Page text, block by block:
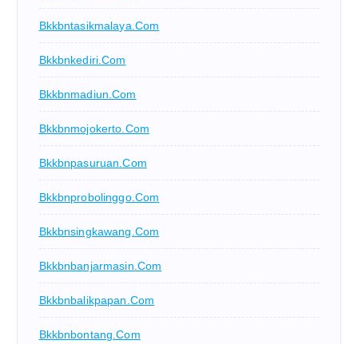
Bkkbntasikmalaya.com
Bkkbnkediri.com
Bkkbnmadiun.com
Bkkbnmojokerto.com
Bkkbnpasuruan.com
Bkkbnprobolinggo.com
Bkkbnsingkawang.com
Bkkbnbanjarmasin.com
Bkkbnbalikpapan.com
Bkkbnbontang.com